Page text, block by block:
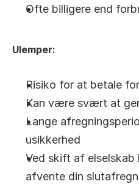
Ofte billigere end
Ulemper:
Risiko for at betale
Kan være svært at
Lange
usikkerhed
Ved skift af elselskab
afvente din